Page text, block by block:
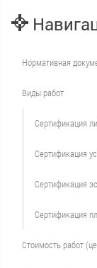
Нормативная
Виды работ
Сертификация
Сертификация
Сертификация
Сертификация
Стоимость работ